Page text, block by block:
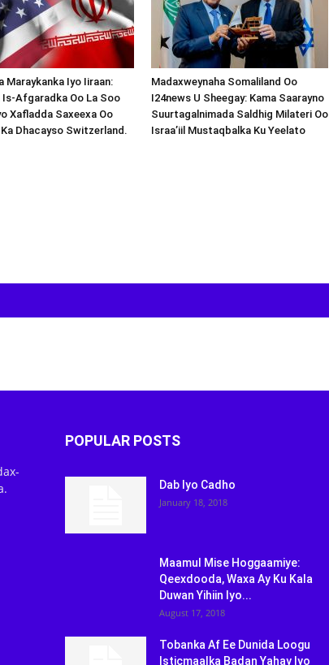
Maraykanka Iyo Iiraan:
Is-Afgaradka Oo La Soo
Xafladda Saxeexa Oo
Dhacayso Switzerland.
Madaxweynaha Somaliland Oo
I24news U Sheegay: Kama Saarayno
Suurtagalnimada Saldhig Milateri Oo
Israa’iil Mustaqbalka Ku Yeelato
POPULAR POSTS
Dab Iyo Cadho
January 18, 2018
Maamul Mise Hoggaamiye:
Qeexdooda, Waxa Ay Ku Kala
Duwan Yihiin Iyo...
August 17, 2018
Tobanka Af Ee Dunida Loogu
Isticmaalka Badan Yahay Iyo